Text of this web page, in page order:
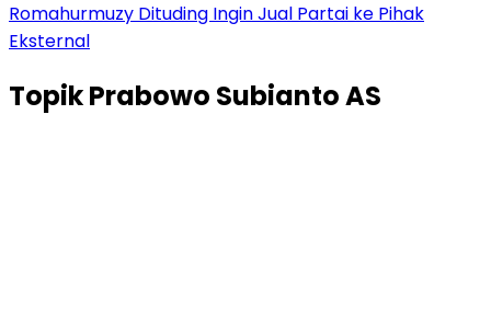
Romahurmuzy Dituding Ingin Jual Partai ke Pihak
Eksternal
TopikPrabowo Subianto AS